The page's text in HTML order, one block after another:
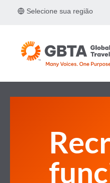
Selecione sua região